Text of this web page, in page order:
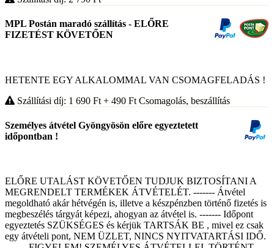
MPL Postán maradó szállítás - ELŐRE
FIZETÉST KÖVETŐEN
HETENTE EGY ALKALOMMAL VAN CSOMAGFELADÁS !
Szállítási díj: 1 690 Ft + 490 Ft Csomagolás, beszállítás
Személyes átvétel Gyöngyösön előre egyeztetett
időpontban !
ELŐRE UTALÁST KÖVETŐEN TUDJUK BIZTOSÍTANI A
MEGRENDELT TERMÉKEK ÁTVÉTELÉT. ------- Átvétel
megoldható akár hétvégén is, illetve a készpénzben történő fizetés is
megbeszélés tárgyát képezi, ahogyan az átvétel is. ------- Időpont
egyeztetés SZÜKSÉGES és kérjük TARTSÁK BE , mivel ez csak
egy átvételi pont, NEM ÜZLET, NINCS NYITVATARTÁSI IDŐ.